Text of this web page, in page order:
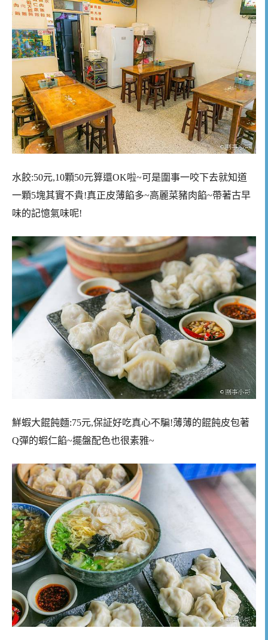
水餃:50元,10顆50元算還OK啦~可是圍事一咬下去就知道
一顆5塊其實不貴!真正皮薄餡多~高麗菜豬肉餡~帶著古早
味的記憶氣味呢!
鮮蝦大餛飩麵:75元,保証好吃真心不騙!薄薄的餛飩皮包著
Q彈的蝦仁餡~擺盤配色也很素雅~